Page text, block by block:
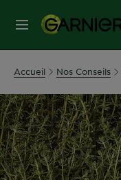
MENU
SOINS
SOINS
CHEVEUX
Accueil Nos Conseils